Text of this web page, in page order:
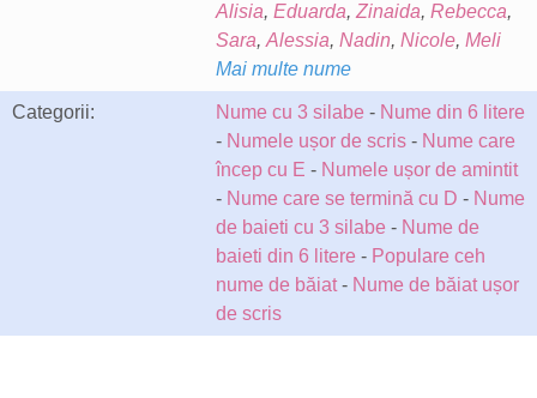
Alisia, Eduarda, Zinaida, Rebecca,
Sara, Alessia, Nadin, Nicole, Meli
Mai multe nume
Categorii: Nume cu 3 silabe - Nume din 6 litere
- Numele ușor de scris - Nume care
încep cu E - Numele ușor de amintit
- Nume care se termină cu D - Nume
de baieti cu 3 silabe - Nume de
baieti din 6 litere - Populare ceh
nume de băiat- Nume de băiat ușor
de scris